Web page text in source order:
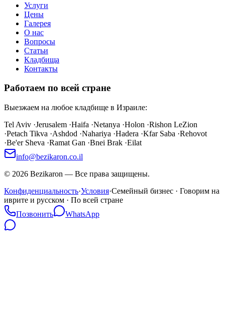
Услуги
Цены
Галерея
О нас
Вопросы
Статьи
Кладбища
Контакты
Работаем по всей стране
Выезжаем на любое кладбище в Израиле:
Tel Aviv ·Jerusalem ·Haifa ·Netanya ·Holon ·Rishon LeZion
·Petach Tikva ·Ashdod ·Nahariya ·Hadera ·Kfar Saba ·Rehovot
·Be'er Sheva ·Ramat Gan ·Bnei Brak ·Eilat
info@bezikaron.co.il
© 2026 Bezikaron — Все права защищены.
Конфиденциальность·Условия·Семейный бизнес · Говорим на
иврите и русском · По всей стране
Позвонить
WhatsApp